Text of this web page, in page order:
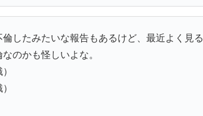
したみたいな報告もあるけど、最近よく見る
のかも怪しいよな。